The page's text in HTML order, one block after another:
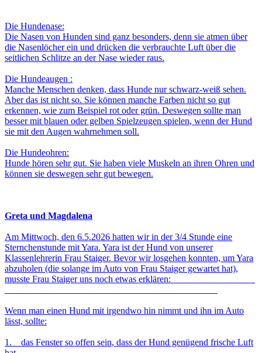
Die Hundenase:
Die Nasen von Hunden sind ganz besonders, denn sie atmen über
die Nasenlöcher ein und drücken die verbrauchte Luft über die
seitlichen Schlitze an der Nase wieder raus.
Die Hundeaugen :
Manche Menschen denken, dass Hunde nur schwarz-weiß sehen.
Aber das ist nicht so. Sie können manche Farben nicht so gut
erkennen, wie zum Beispiel rot oder grün. Deswegen sollte man
besser mit blauen oder gelben Spielzeugen spielen, wenn der Hund
sie mit den Augen wahrnehmen soll.
Die Hundeohren:
Hunde hören sehr gut. Sie haben viele Muskeln an ihren Ohren und
können sie deswegen sehr gut bewegen.
Greta und Magdalena
Am Mittwoch, den 6.5.2026 hatten wir in der 3/4 Stunde eine
Sternchenstunde mit Yara. Yara ist der Hund von unserer
Klassenlehrerin Frau Staiger. Bevor wir losgehen konnten, um Yara
abzuholen (die solange im Auto von Frau Staiger gewartet hat),
musste Frau Staiger uns noch etwas erklären:
Wenn man einen Hund mit irgendwo hin nimmt und ihn im Auto
lässt, sollte:
1. das Fenster so offen sein, dass der Hund genügend frische Luft